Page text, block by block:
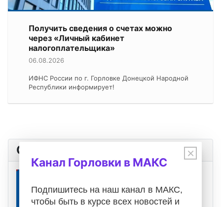
Получить сведения о счетах можно
через «Личный кабинет
налогоплательщика»
06.08.2026
ИФНС России по г. Горловке Донецкой Народной
Республики информирует!
Оповещения ×
Канал Горловки в МАКС
Подпишитесь на наш канал в МАКС,
чтобы быть в курсе всех новостей и